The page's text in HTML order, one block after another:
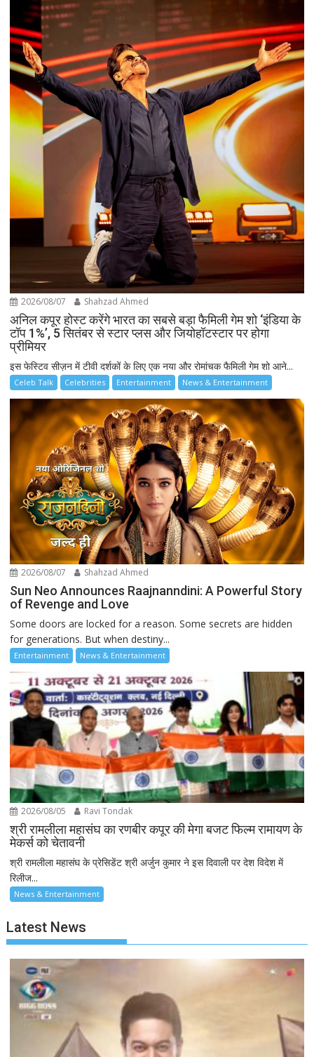
2026/08/07 Shahzad Ahmed
अनिल कपूर होस्ट करेंगे भारत का सबसे बड़ा फैमिली गेम शो ‘इंडिया के
टॉप 1%’, 5 सितंबर से स्टार प्लस और जियोहॉटस्टार पर होगा
प्रीमियर
इस फेस्टिव सीज़न में टीवी दर्शकों के लिए एक नया और रोमांचक फैमिली गेम शो आने...
Celeb Talk Celebrities Entertainment News & Entertainment
2026/08/07 Shahzad Ahmed
Sun Neo Announces Raajnanndini: A Powerful Story
of Revenge and Love
Some doors are locked for a reason. Some secrets are hidden
for generations. But when destiny...
Entertainment News & Entertainment
2026/08/05 Ravi Tondak
श्री रामलीला महासंघ का रणबीर कपूर की मेगा बजट फिल्म रामायण के
मेकर्स को चेतावनी
श्री रामलीला महासंघ के प्रेसिडेंट श्री अर्जुन कुमार ने इस दिवाली पर देश विदेश में
रिलीज...
News & Entertainment
Latest News